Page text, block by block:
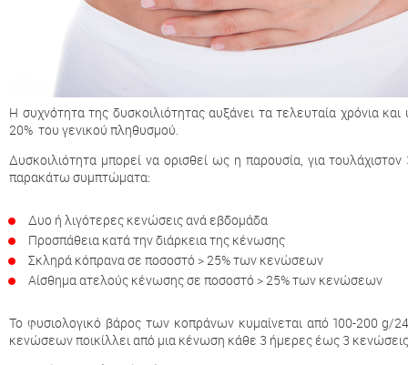
Η συχνότητα της δυσκοιλιότητας αυξάνει τα τελευταία χρόνια
20% του γενικού πληθυσμού.
Δυσκοιλιότητα μπορεί να ορισθεί ως η παρουσία, για
παρακάτω συμπτώματα:
Δυο ή λιγότερες κενώσεις ανά εβδομάδα
Προσπάθεια κατά την διάρκεια της κένωσης
Σκληρά κόπρανα σε ποσοστό > 25% των κενώσεων
Αίσθημα ατελούς κένωσης σε ποσοστό > 25% των κενώσεων
Το φυσιολογικό βάρος των κοπράνων κυμαίνεται από 100-200 g/
κενώσεων ποικίλλει από μια κένωση κάθε 3 ήμερες έως 3